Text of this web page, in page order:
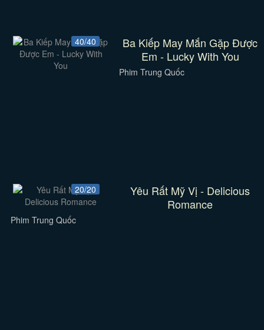
40/40
Ba Kiếp May Mắn Gặp Được
Em - Lucky With You
Phim Trung Quốc
20/20
Yêu Rất Mỹ Vị - Delicious
Romance
Phim Trung Quốc